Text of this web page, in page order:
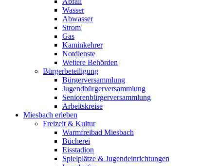
Wasser
Abwasser
Strom
Gas
Kaminkehrer
Notdienste
Weitere Behörden
Bürgerbeteiligung
Bürgerversammlung
Jugendbürgerversammlung
Seniorenbürgerversammlung
Arbeitskreise
Miesbach erleben
Freizeit & Kultur
Warmfreibad Miesbach
Bücherei
Eisstadion
Spielplätze & Jugendeinrichtungen